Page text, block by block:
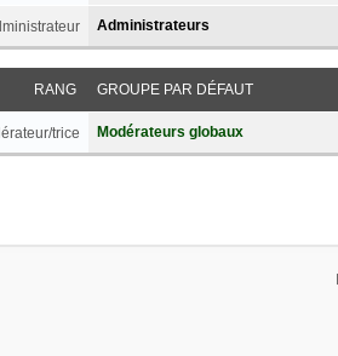
Administrateurs
RANG GROUPE PAR DÉFAUT
Modérateurs globaux